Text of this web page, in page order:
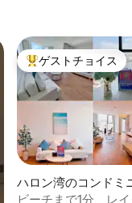
大好評のゲストチョ
ゲストチョイス
ハロン湾のコンドミ
ビーチまで1分、レ